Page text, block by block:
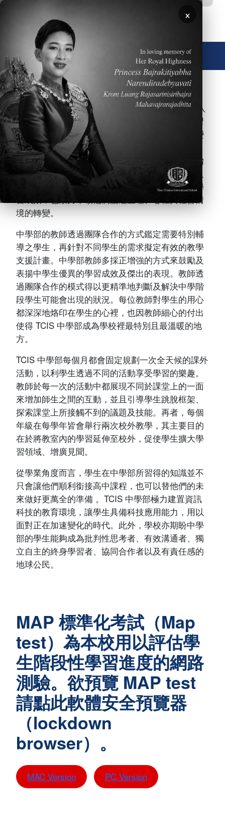
移至主內容
🌐 中文，傳統
圖片
泰國中華國際學校（TCIS）中學部提供五年級至八
年級學生高水準的課程、有效的教學及完善的學習
成效評量機制。中學階段是青少年生理及心理蛻變
的關鍵期，因此本校特別注重每個中學部的個體，
並以培養學生學習能力、引領學生自我探索及陶冶
學生品格為具體目標，協助他們銜接高中的課程及
生活。本校中學部的教學目標不只侷限於學生的學
習成效，也致力帶領他們渡過生理、心裡與社會情
境的轉變。
中學部的教師透過團隊合作的方式鑑定需要特別輔
導之學生，再針對不同學生的需求擬定有效的教學
支援計畫。中學部教師多採正增強的方式來鼓勵及
表揚中學生優異的學習成效及傑出的表現。教師透
過團隊合作的模式得以更精準地判斷及解決中學階
段學生可能會出現的狀況。每位教師對學生的用心
都深深地烙印在學生的心裡，也因教師細心的付出
使得 TCIS 中學部成為學校裡最特別且最溫暖的地
方。
TCIS 中學部每個月都會固定規劃一次全天候的課外
活動，以利學生透過不同的活動享受學習的樂趣。
教師於每一次的活動中都展現不同於課堂上的一面
來增加師生之間的互動，並且引導學生跳脫框架、
探索課堂上所接觸不到的議題及技能。再者，每個
年級在每學年皆會舉行兩次校外教學，其主要目的
在於將教室內的學習延伸至校外，促使學生擴大學
習領域、增廣見聞。
從學業角度而言，學生在中學部所習得的知識並不
只會讓他們順利銜接高中課程，也可以替他們的未
來做好更萬全的準備 。TCIS 中學部極力建置資訊
科技的教育環境，讓學生具備科技應用能力，用以
面對正在加速變化的時代。此外，學校亦期盼中學
部的學生能夠成為批判性思考者、有效溝通者、獨
立自主的終身學習者、協同合作者以及有責任感的
地球公民。
MAP 標準化考試（Map
test）為本校用以評估學
生階段性學習進度的網路
測驗。欲預覽 MAP test
請點此軟體安全預覽器
（lockdown
browser）。
MAC Version PC Version
×